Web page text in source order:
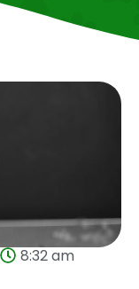
8:32 am